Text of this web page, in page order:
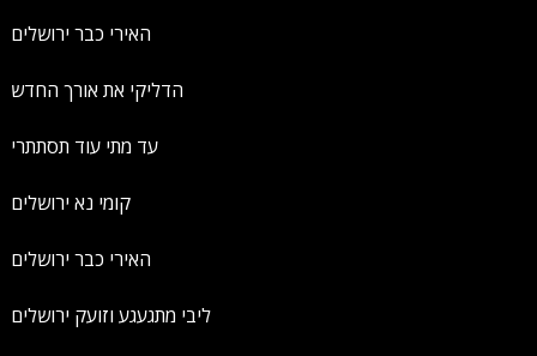
האירי כבר ירושלים
הדליקי את אורך החדש
עד מתי עוד תסתתרי
קומי נא ירושלים
האירי כבר ירושלים
ליבי מתגעגע וזועק ירושלים